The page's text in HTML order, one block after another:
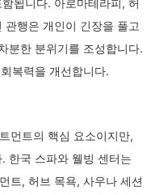
관행은 개인이 긴장을 풀고
분한 분위기를 조성합니다.
복력을 개선합니다.
먼트의 핵심 요소이지만,
한국 스파와 웰빙 센터는
트, 허브 목욕, 사우나 세션